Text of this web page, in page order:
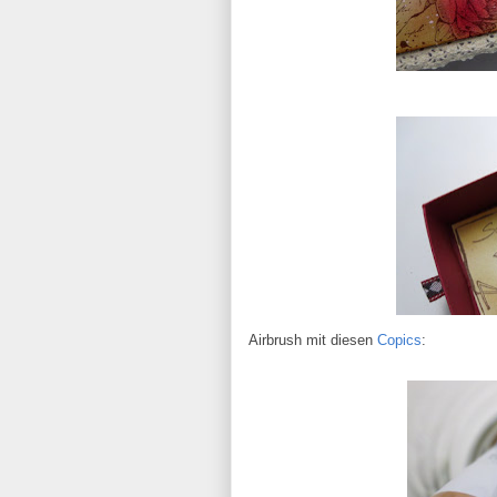
Airbrush mit diesen Copics: